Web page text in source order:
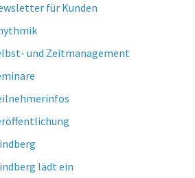
für Kunden
und Zeitmanagement
lädt ein